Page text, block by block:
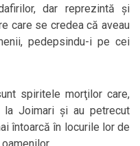
dar reprezintă şi
care se credea că aveau
pedepsindu-i pe cei
spiritele morţilor care,
Joimari şi au petrecut
întoarcă în locurile lor de